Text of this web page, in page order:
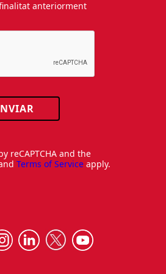
anteriorment
reCAPTCHA and the
Terms of Service apply.